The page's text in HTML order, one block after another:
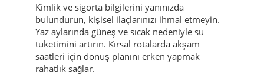
Kimlik ve sigorta bilgilerini yanınızda
bulundurun, kişisel ilaçlarınızı ihmal etmeyin.
Yaz aylarında güneş ve sıcak nedeniyle su
tüketimini artırın. Kırsal rotalarda akşam
saatleri için dönüş planını erken yapmak
rahatlık sağlar.